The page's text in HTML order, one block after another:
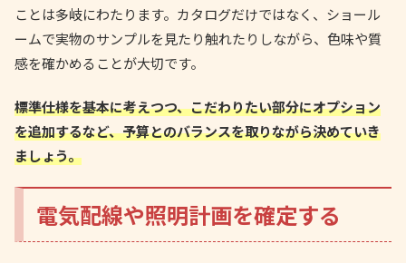
ことは多岐にわたります。カタログだけではなく、ショール
ームで実物のサンプルを見たり触れたりしながら、色味や質
感を確かめることが大切です。
標準仕様を基本に考えつつ、こだわりたい部分にオプション
を追加するなど、予算とのバランスを取りながら決めていき
ましょう。
電気配線や照明計画を確定する